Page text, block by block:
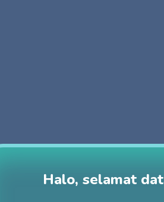
Halo, selamat